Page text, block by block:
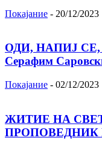
Покајание - 20/12/2023
ОДИ, НАПИЈ
Серафим
Покајание - 02/12/2023
ЖИТИЕ НА
ПРОПОВЕДНИК